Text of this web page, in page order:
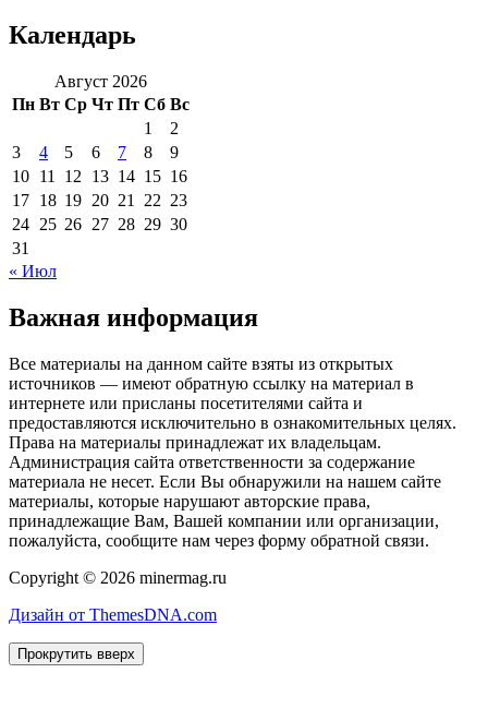
Календарь
Август 2026
Пн Вт Ср Чт Пт Сб Вс
1
2
3
4 5 6 7 8
9
10 11 12 13 14 15 16
17 18 19 20 21 22 23
24 25 26 27 28 29 30
31
« Июл
Важная информация
Все материалы на данном сайте взяты из открытых
источников — имеют обратную ссылку на материал в
интернете или присланы посетителями сайта и
предоставляются исключительно в ознакомительных целях.
Права на материалы принадлежат их владельцам.
Администрация сайта ответственности за содержание
материала не несет. Если Вы обнаружили на нашем сайте
материалы, которые нарушают авторские права,
принадлежащие Вам, Вашей компании или организации,
пожалуйста, сообщите нам через форму обратной связи.
Copyright © 2026 minermag.ru
Дизайн от ThemesDNA.com
Прокрутить вверх